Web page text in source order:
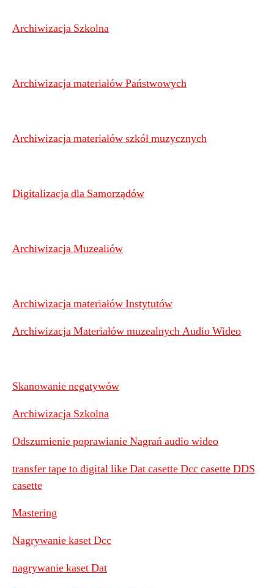
Archiwizacja Szkolna
Archiwizacja materiałów Państwowych
Archiwizacja materiałów szkół muzycznych
Digitalizacja dla Samorządów
Archiwizacja Muzealiów
Archiwizacja materiałów Instytutów
Archiwizacja Materiałów muzealnych Audio Wideo
Skanowanie negatywów
Archiwizacja Szkolna
Odszumienie poprawianie Nagrań audio wideo
transfer tape to digital like Dat casette Dcc casette DDS
casette
Mastering
Nagrywanie kaset Dcc
nagrywanie kaset Dat